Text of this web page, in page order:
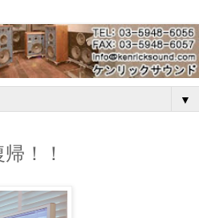
▼
！！